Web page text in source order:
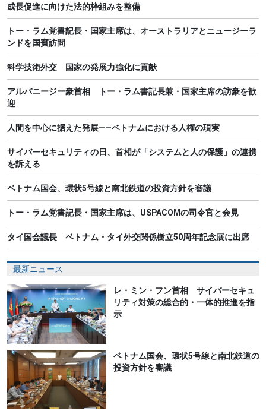
成長促進に向けた法的枠組みを整備
トー・ラム党書記長・国家主席は、オーストラリアとニュージーラ
ンドを国賓訪問
科学技術外交 国家の発展力強化に貢献
アルバニージー豪首相 トー・ラム書記長兼・国家主席の訪豪を歓
迎
人間を中心に据えた発展――ベトナムにおける人権の現実
サイバーセキュリティの日、首相が「システムと人の保護」の連携
を訴える
ベトナム国会、環状5号線と南北鉄道の投資方針を審議
トー・ラム党書記長・国家主席は、USPACOMの司令官と会見
タイ国会議長 ベトナム・タイ外交関係樹立50周年記念展に出席
最新ニュース
レ・ミン・フン首相 サイバーセキュ
リティ対策の総合的・一体的推進を指
示
ベトナム国会、環状5号線と南北鉄道の
投資方針を審議